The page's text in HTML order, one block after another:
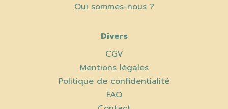
Qui sommes-nous ?
Divers
CGV
Mentions légales
Politique de confidentialité
FAQ